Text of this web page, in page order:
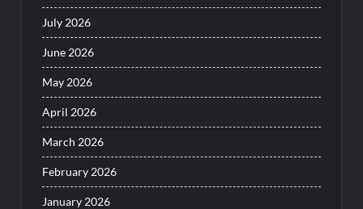
July 2026
June 2026
May 2026
April 2026
March 2026
February 2026
January 2026